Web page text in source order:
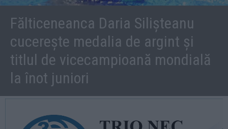
Fălticeneanca Daria Silișteanu
cucerește medalia de argint și
titlul de vicecampioană mondială
la înot juniori